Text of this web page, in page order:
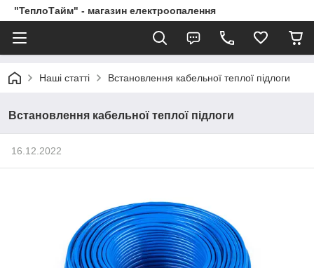
"ТеплоТайм" - магазин електроопалення
Наші статті Встановлення кабельної теплої підлоги
Встановлення кабельної теплої підлоги
16.12.2022